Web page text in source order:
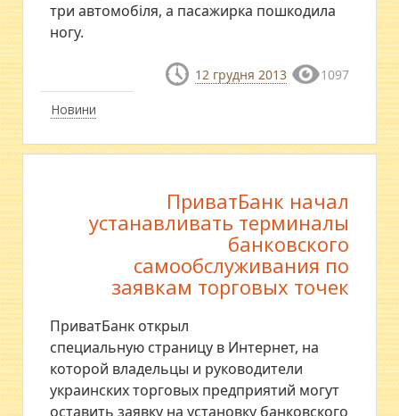
Новини
три автомобіля, а пасажирка пошкодила
ногу.
12 грудня 2013 1097
ПриватБанк начал
устанавливать терминалы
банковского
самообслуживания по
заявкам торговых точек
ПриватБанк открыл
специальную страницу в Интернет, на
которой владельцы и руководители
украинских торговых предприятий могут
оставить заявку на установку банковского